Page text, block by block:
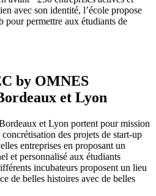
avec son identité, l’école propose
pour permettre aux étudiants de
by OMNES
et Lyon
et Lyon portent pour mission
des projets de start-up
entreprises en proposant un
et personnalisé aux étudiants
incubateurs proposent un lieu
de belles histoires avec de belles